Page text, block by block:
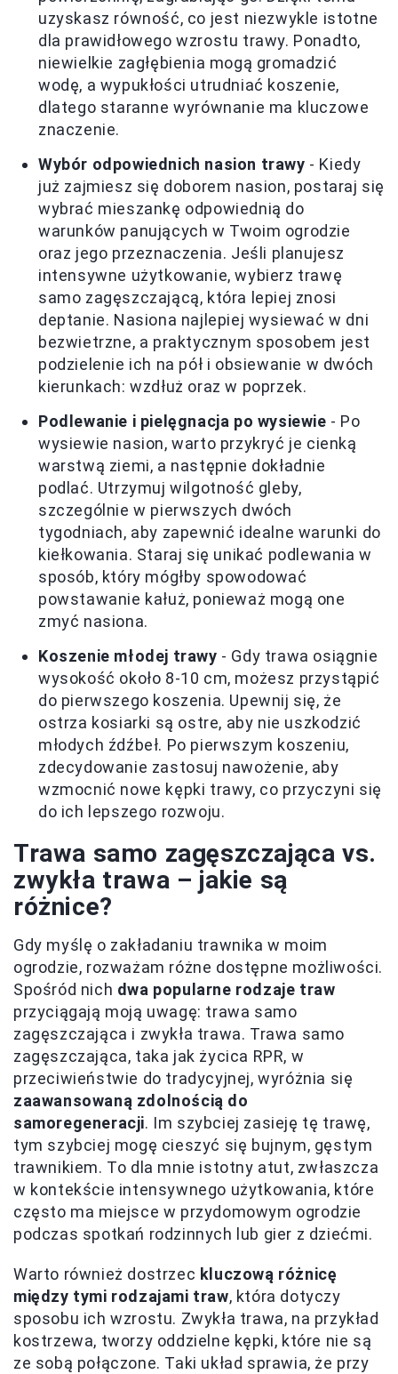
uzyskasz równość, co jest niezwykle istotne
dla prawidłowego wzrostu trawy. Ponadto,
niewielkie zagłębienia mogą gromadzić
wodę, a wypukłości utrudniać koszenie,
dlatego staranne wyrównanie ma kluczowe
znaczenie.
Wybór odpowiednich nasion trawy - Kiedy
już zajmiesz się doborem nasion, postaraj się
wybrać mieszankę odpowiednią do
warunków panujących w Twoim ogrodzie
oraz jego przeznaczenia. Jeśli planujesz
intensywne użytkowanie, wybierz trawę
samo zagęszczającą, która lepiej znosi
deptanie. Nasiona najlepiej wysiewać w dni
bezwietrzne, a praktycznym sposobem jest
podzielenie ich na pół i obsiewanie w dwóch
kierunkach: wzdłuż oraz w poprzek.
Podlewanie i pielęgnacja po wysiewie - Po
wysiewie nasion, warto przykryć je cienką
warstwą ziemi, a następnie dokładnie
podlać. Utrzymuj wilgotność gleby,
szczególnie w pierwszych dwóch
tygodniach, aby zapewnić idealne warunki do
kiełkowania. Staraj się unikać podlewania w
sposób, który mógłby spowodować
powstawanie kałuż, ponieważ mogą one
zmyć nasiona.
Koszenie młodej trawy - Gdy trawa osiągnie
wysokość około 8-10 cm, możesz przystąpić
do pierwszego koszenia. Upewnij się, że
ostrza kosiarki są ostre, aby nie uszkodzić
młodych źdźbeł. Po pierwszym koszeniu,
zdecydowanie zastosuj nawożenie, aby
wzmocnić nowe kępki trawy, co przyczyni się
do ich lepszego rozwoju.
Trawa samo zagęszczająca vs.
zwykła trawa – jakie są
różnice?
Gdy myślę o zakładaniu trawnika w moim
ogrodzie, rozważam różne dostępne możliwości.
Spośród nich dwa popularne rodzaje traw
przyciągają moją uwagę: trawa samo
zagęszczająca i zwykła trawa. Trawa samo
zagęszczająca, taka jak życica RPR, w
przeciwieństwie do tradycyjnej, wyróżnia się
zaawansowaną zdolnością do
samoregeneracji. Im szybciej zasieję tę trawę,
tym szybciej mogę cieszyć się bujnym, gęstym
trawnikiem. To dla mnie istotny atut, zwłaszcza
w kontekście intensywnego użytkowania, które
często ma miejsce w przydomowym ogrodzie
podczas spotkań rodzinnych lub gier z dziećmi.
Warto również dostrzec kluczową różnicę
między tymi rodzajami traw, która dotyczy
sposobu ich wzrostu. Zwykła trawa, na przykład
kostrzewa, tworzy oddzielne kępki, które nie są
ze sobą połączone. Taki układ sprawia, że przy